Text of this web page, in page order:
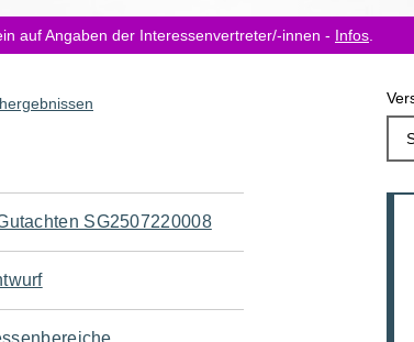
auf Angaben der Interessenvertreter/-innen - Infos
SG2507220008